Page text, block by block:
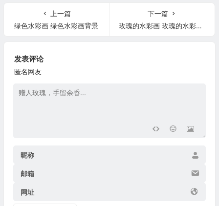
上一篇
绿色水彩画 绿色水彩画背景
下一篇
玫瑰的水彩画 玫瑰的水彩画怎么画
发表评论
匿名网友
昵称
邮箱
网址